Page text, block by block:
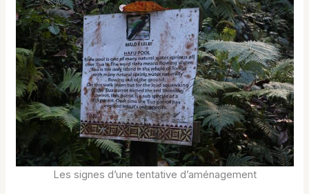
Les signes d’une tentative d’aménagement